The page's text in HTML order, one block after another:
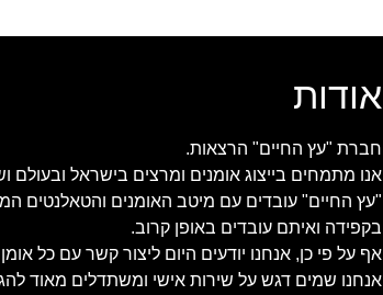
אודות
חברת "עץ החיים" הרצאות.
אנו מתמחים בייצוג אומנים ומרצים בישראל
"עץ החיים" עובדים עם מיטב האומנים והטאלנטים
בקפידה ואיתם עובדים באופן קרוב.
אף על פי כן, אנחנו יודעים היום ליצור קשר עם כל
אנחנו שמים דגש על שירות אישי ומשתדלים מאוד